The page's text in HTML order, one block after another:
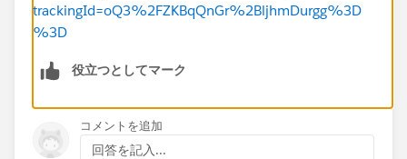
trackingId=oQ3%2FZKBqQnGr%2BljhmDurgg%3D
%3D
役立つとしてマーク
コメントを追加
回答を記入...